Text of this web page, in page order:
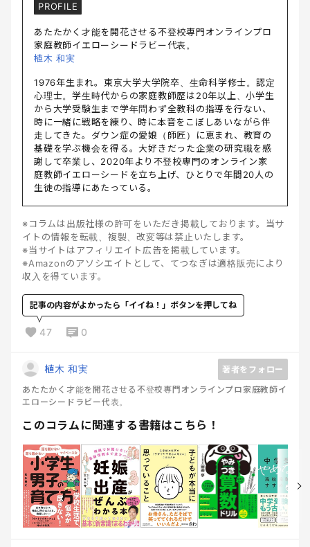
PROFILE
あたたかく才能を開花させる不登校専門オンラインプロ
家庭教師イエローシードラビー代表。
植木 和実
1976年生まれ。東京大学大学院卒、生命科学修士。認定
心理士。学生時代からの家庭教師歴は20年以上、小学生
から大学受験生まで学年問わず全教科の指導を行ない、
時に一緒に戦略を練り、時に本音をこぼしあいながら伴
走してきた。ダウン症の愛娘（師匠）に恵まれ、教育の
基礎を学ぶ機会を得る。大好きだった企業の研究職を感
謝して卒業し、2020年より不登校専門のオンライン家
庭教師イエローシードを立ち上げ、ひとりで年間20人の
生徒の指導にあたっている。
※コラムは出版社様の許可をいただき掲載しております。当サ
イトの情報を転載、複製、改変等は禁止いたします。
※当サイトはアフィリエイト広告を掲載しています。
※Amazonのアソシエイトとして、てつなぎは適格販売により
収入を得ています。
記事の内容がよかったら「イイね！」ボタンを押してね
47 0
植木 和実
著者をフォロー
あたたかく才能を開花させる不登校専門オンラインプロ家庭教師イ
エローシードラビー代表。
このコラムに関連する書籍はこちら！